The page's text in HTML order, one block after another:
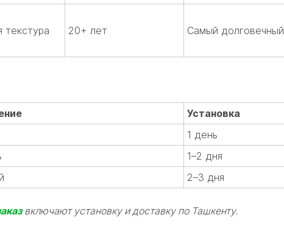
текстура 20+ лет Самый долговечный
Установка
1 день
1–2 дня
2–3 дня
включают установку и доставку по Ташкенту.